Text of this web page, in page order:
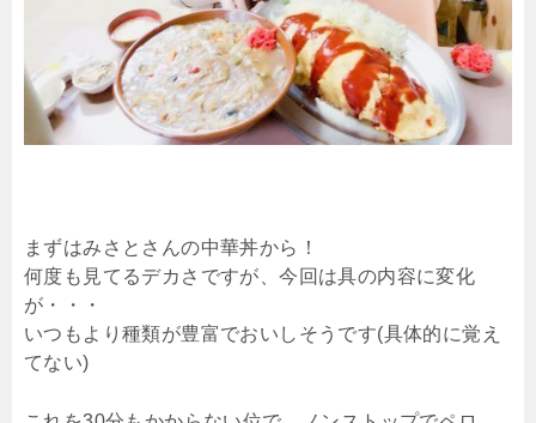
まずはみさとさんの中華丼から！
何度も見てるデカさですが、今回は具の内容に変化
が・・・
いつもより種類が豊富でおいしそうです(具体的に覚え
てない)